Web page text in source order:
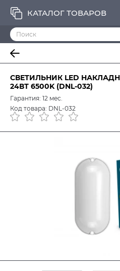
КАТАЛОГ ТОВАРОВ
СВЕТИЛЬНИК LED
24ВТ 6500K (DNL-032)
Гарантия: 12 мес.
Код товара: DNL-032